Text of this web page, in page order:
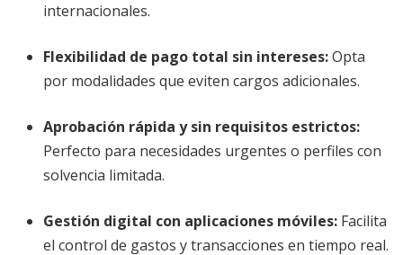
internacionales.
Flexibilidad de pago total sin intereses:Opta
por modalidades que eviten cargos adicionales.
Aprobación rápida y sin requisitos estrictos:
Perfecto para necesidades urgentes o perfiles con
solvencia limitada.
Gestión digital con aplicaciones móviles: Facilita
el control de gastos y transacciones en tiempo real.